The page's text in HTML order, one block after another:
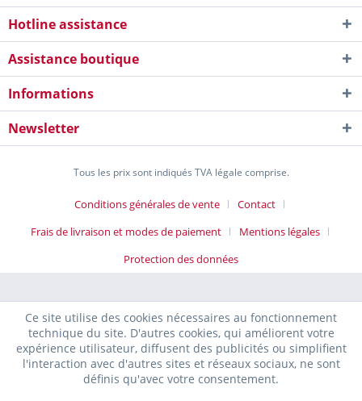
Hotline assistance
Assistance boutique
Informations
Newsletter
Tous les prix sont indiqués TVA légale comprise.
Conditions générales de vente
Contact
Frais de livraison et modes de paiement
Mentions légales
Protection des données
Ce site utilise des cookies nécessaires au fonctionnement
technique du site. D'autres cookies, qui améliorent votre
expérience utilisateur, diffusent des publicités ou simplifient
l'interaction avec d'autres sites et réseaux sociaux, ne sont
définis qu'avec votre consentement.